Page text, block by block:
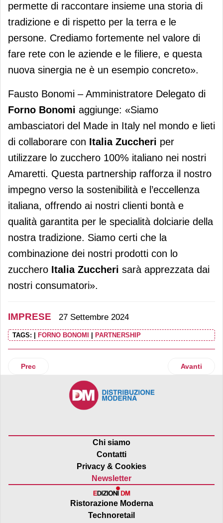
permette di raccontare insieme una storia di
tradizione e di rispetto per la terra e le
persone. Crediamo fortemente nel valore di
fare rete con le aziende e le filiere, e questa
nuova sinergia ne è un esempio concreto».
Fausto Bonomi – Amministratore Delegato di
Forno Bonomi aggiunge: «Siamo
ambasciatori del Made in Italy nel mondo e lieti
di collaborare con Italia Zuccheri per
utilizzare lo zucchero 100% italiano nei nostri
Amaretti. Questa partnership rafforza il nostro
impegno verso la sostenibilità e l’eccellenza
italiana, offrendo ai nostri clienti bontà e
qualità garantita per le specialità dolciarie della
nostra tradizione. Siamo certi che la
combinazione dei nostri prodotti con lo
zucchero Italia Zuccheri sarà apprezzata dai
nostri consumatori».
IMPRESE 27 Settembre 2024
TAGS: FORNO BONOMI PARTNERSHIP
Articolo precedente: Mazzoni, il kiwi greco raddoppia, la
Prec Articolo
Avanti
Chi siamo
Contatti
Privacy & Cookies
Newsletter
Ristorazione Moderna
Technoretail